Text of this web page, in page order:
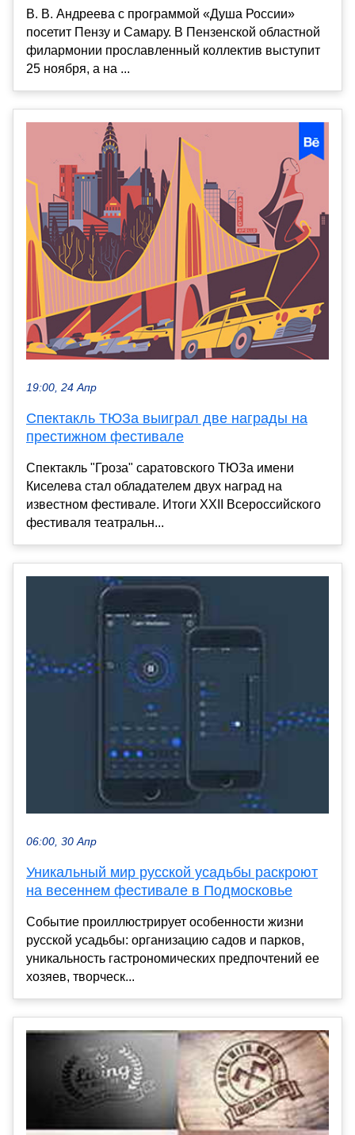
В. В. Андреева с программой «Душа России»
посетит Пензу и Самару. В Пензенской областной
филармонии прославленный коллектив выступит
25 ноября, а на ...
19:00, 24 Апр
Спектакль ТЮЗа выиграл две награды на
престижном фестивале
Спектакль "Гроза" саратовского ТЮЗа имени
Киселева стал обладателем двух наград на
известном фестивале. Итоги XXII Всероссийского
фестиваля театральн...
06:00, 30 Апр
Уникальный мир русской усадьбы раскроют
на весеннем фестивале в Подмосковье
Событие проиллюстрирует особенности жизни
русской усадьбы: организацию садов и парков,
уникальность гастрономических предпочтений ее
хозяев, творческ...